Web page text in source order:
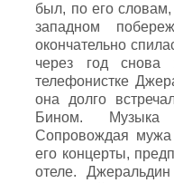
был, по его
западном
окончательно
через год
телефонистке
она долго
Бином.
Сопровождая
его концерты,
отеле.